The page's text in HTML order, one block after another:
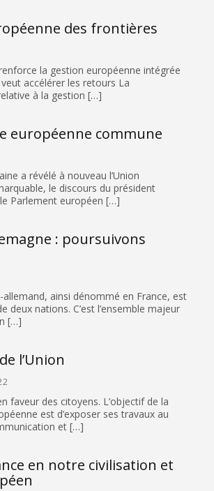
des frontières
la gestion européenne intégrée
accélérer les retours La
à la gestion […]
européenne commune
a révélé à nouveau l’Union
le discours du président
Parlement européen […]
: poursuivons
ainsi dénommé en France, est
deux nations. C’est l’ensemble majeur
[…]
l’Union
faveur des citoyens. L’objectif de la
est d’exposer ses travaux au
et […]
en notre civilisation et